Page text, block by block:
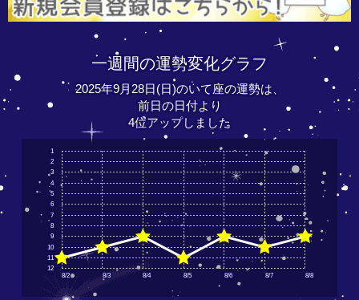
一週間の運勢変化グラフ
2025年9月28日(日)のいて座の運勢は、
前日の日付より
4位アップしました
8/2 8/3 8/4 8/5 8/6 8/7 8/8
12
11
10
9
8
7
6
5
4
3
2
1